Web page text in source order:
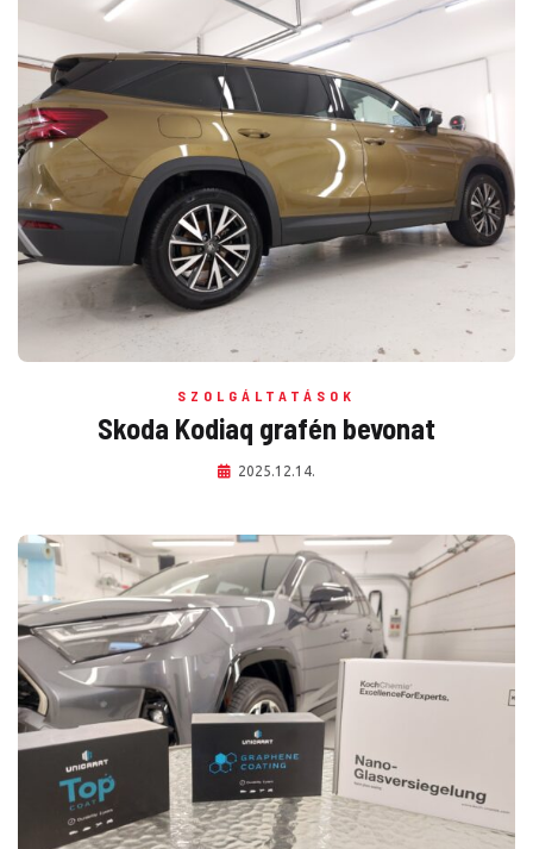
SZOLGÁLTATÁSOK
Skoda Kodiaq grafén bevonat
2025.12.14.